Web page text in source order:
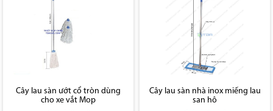
Cây lau sàn ướt cổ tròn dùng
cho xe vắt Mop
Cây lau sàn nhà inox miếng lau
san hô